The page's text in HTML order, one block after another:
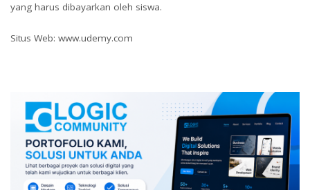
yang harus dibayarkan oleh siswa.
Situs Web: www.udemy.com